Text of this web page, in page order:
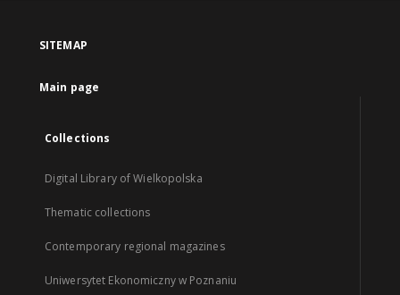
SITEMAP
Main page
Collections
Digital Library of Wielkopolska
Thematic collections
Contemporary regional magazines
Uniwersytet Ekonomiczny w Poznaniu